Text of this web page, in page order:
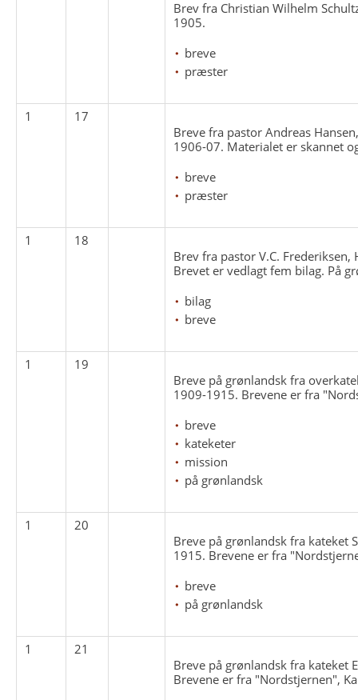
Brev fra Christian Wilhelm
1905.
breve
præster
1
17
Breve fra pastor Andreas
1906-07. Materialet er skannet
breve
præster
1
18
Brev fra pastor V.C.
Brevet er vedlagt fem bilag. På
bilag
breve
1
19
Breve på grønlandsk fra
1909-1915. Brevene er fra
breve
kateketer
mission
på grønlandsk
1
20
Breve på grønlandsk fra kateket
1915. Brevene er fra
breve
på grønlandsk
1
21
Breve på grønlandsk fra kateket
Brevene er fra "Nordstjernen",